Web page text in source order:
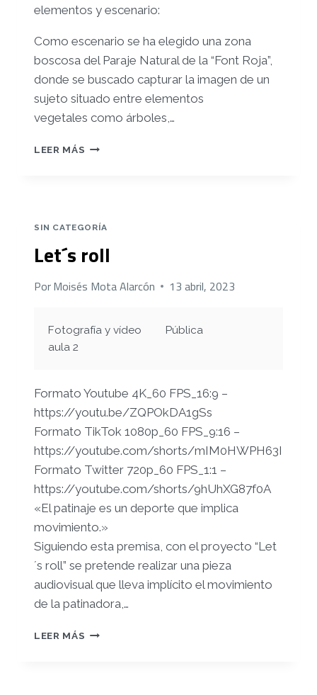
elementos y escenario:
Como escenario se ha elegido una zona
boscosa del Paraje Natural de la “Font Roja”,
donde se buscado capturar la imagen de un
sujeto situado entre elementos
vegetales como árboles,…
LEER MÁS FOTOGRAFÍA
NO
SUCH
SIMPLE
SIN CATEGORÍA
Let´s roll
PorMoisés Mota Alarcón 13 abril, 2023
Fotografía y vídeo
aula 2
Pública
Formato Youtube 4K_60 FPS_16:9 –
https://youtu.be/ZQPOkDA1gSs
Formato TikTok 1080p_60 FPS_9:16 –
https://youtube.com/shorts/mIM0HWPH63I
Formato Twitter 720p_60 FPS_1:1 –
https://youtube.com/shorts/9hUhXG87f0A
«El patinaje es un deporte que implica
movimiento.»
Siguiendo esta premisa, con el proyecto “Let
´s roll” se pretende realizar una pieza
audiovisual que lleva implícito el movimiento
de la patinadora,…
LEER MÁS LET